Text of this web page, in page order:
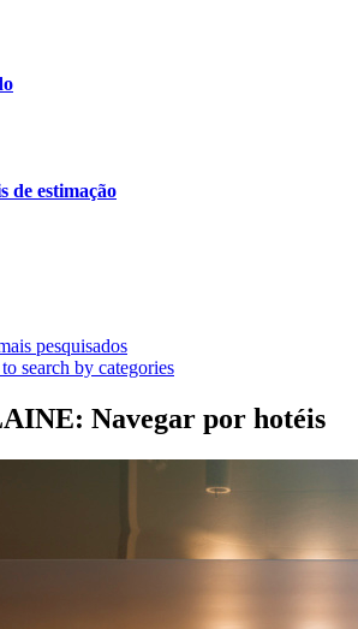
de estimação
pesquisados
search by categories
Navegar por hotéis